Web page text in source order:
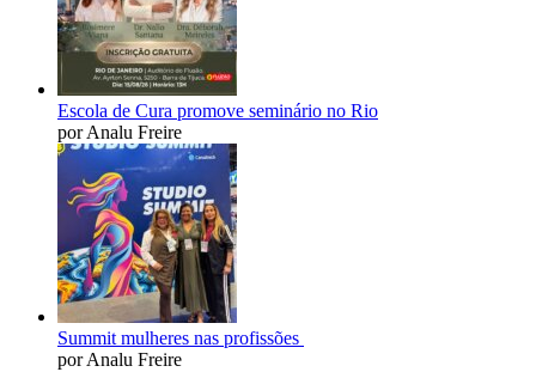
Escola de Cura promove seminário no Rio
por Analu Freire
Summit mulheres nas profissões
por Analu Freire